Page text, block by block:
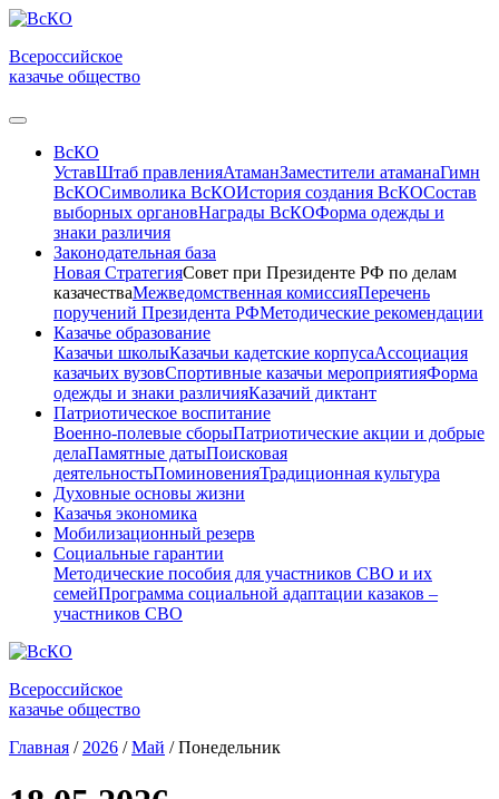
Всероссийское
казачье общество
ВсКО
УставШтаб правленияАтаманЗаместители атаманаГимн
ВсКОСимволика ВсКОИстория создания ВсКОСостав
выборных органовНаграды ВсКОФорма одежды и
знаки различия
Законодательная база
Новая СтратегияСовет при Президенте РФ по делам
казачестваМежведомственная комиссияПеречень
поручений Президента РФМетодические рекомендации
Казачье образование
Казачьи школыКазачьи кадетские корпусаАссоциация
казачьих вузовСпортивные казачьи мероприятияФорма
одежды и знаки различияКазачий диктант
Патриотическое воспитание
Военно-полевые сборыПатриотические акции и добрые
делаПамятные датыПоисковая
деятельностьПоминовенияТрадиционная культура
Духовные основы жизни
Казачья экономика
Мобилизационный резерв
Социальные гарантии
Методические пособия для участников СВО и их
семейПрограмма социальной адаптации казаков –
участников СВО
Всероссийское
казачье общество
Главная / 2026 / Май /Понедельник